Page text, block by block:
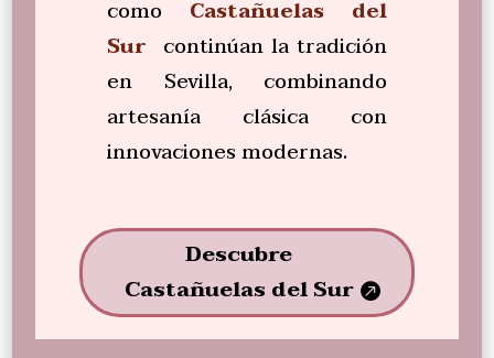
como Castañuelas del
Sur continúan la tradición
en Sevilla, combinando
artesanía clásica con
innovaciones modernas.
Descubre
Castañuelas del Sur